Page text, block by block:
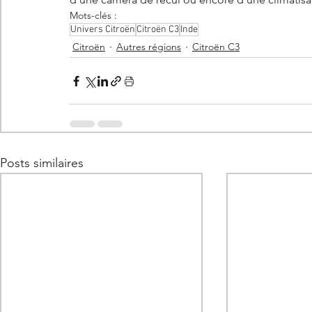
Mots-clés :
Univers Citroën Citroën C3Inde
Citroën Autres régions Citroën C3
Posts similaires